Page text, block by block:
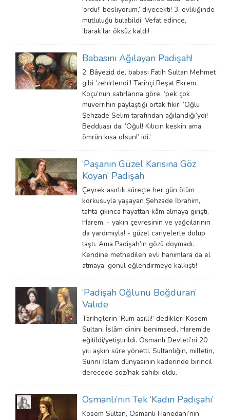
‘ordu!’ besliyorum,’ diyecekti! 3. evliliğinde
mutluluğu bulabildi. Vefat edince,
‘barak’lar öksüz kaldı!
Babasını Ağılayan Padişah!
2. Bâyezid de, babası Fatih Sultan Mehmet
gibi ‘zehirlendi’! Tarihçi Reşat Ekrem
Koçu’nun satırlarına göre, ‘pek çok
müverrihin paylaştığı ortak fikir: ‘Oğlu
Şehzade Selim tarafından ağılandığı’ydı!
Bedduası da: ‘Oğul! Kılıcın keskin ama
ömrün kısa olsun!’ idi.’
‘Paşanın Güzel Karısına Göz
Koyan’ Padişah
Çeyrek asırlık süreçte her gün ölüm
korkusuyla yaşayan Şehzade İbrahim,
tahta çıkınca hayattan kâm almaya girişti.
Harem, - yakın çevresinin ve yağcılarının
da yardımıyla! - güzel cariyelerle dolup
taştı. Ama Padişah’ın gözü doymadı.
Kendine methedilen evli hanımlara da el
atmaya, gönül eğlendirmeye kalkıştı!
‘Padişah Oğlunu Boğduran’
Valide
Tarihçilerin ‘Rum asıllı!’ dedikleri Kösem
Sultan, İslâm dinini benimsedi, Harem’de
eğitildi/yetiştirildi. Osmanlı Devleti’ni 20
yılı aşkın süre yönetti. Sultanlığın, milletin,
Sünni İslam dünyasının kaderinde birincil
derecede söz/hak sahibi oldu.
Osmanlı’nın Tek ‘Kadın Padişahı’
Kösem Sultan, Osmanlı Hanedanı’nın